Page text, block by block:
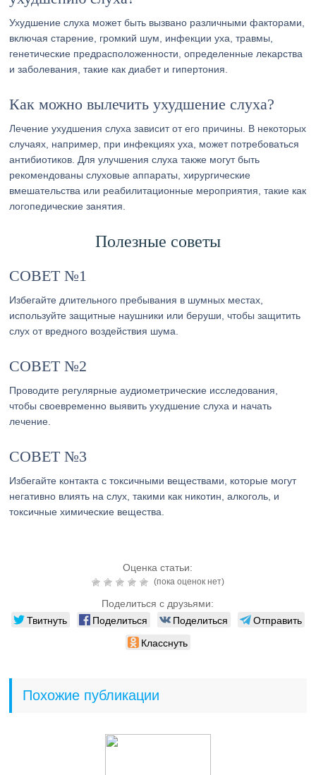
Ухудшение слуха может быть вызвано различными факторами,
включая старение, громкий шум, инфекции уха, травмы,
генетические предрасположенности, определенные лекарства
и заболевания, такие как диабет и гипертония.
Как можно вылечить ухудшение слуха?
Лечение ухудшения слуха зависит от его причины. В некоторых
случаях, например, при инфекциях уха, может потребоваться
антибиотиков. Для улучшения слуха также могут быть
рекомендованы слуховые аппараты, хирургические
вмешательства или реабилитационные мероприятия, такие как
логопедические занятия.
Полезные советы
СОВЕТ №1
Избегайте длительного пребывания в шумных местах,
используйте защитные наушники или беруши, чтобы защитить
слух от вредного воздействия шума.
СОВЕТ №2
Проводите регулярные аудиометрические исследования,
чтобы своевременно выявить ухудшение слуха и начать
лечение.
СОВЕТ №3
Избегайте контакта с токсичными веществами, которые могут
негативно влиять на слух, такими как никотин, алкоголь, и
токсичные химические вещества.
Оценка статьи:
(пока оценок нет)
Поделиться с друзьями:
Твитнуть Поделиться Поделиться
Отправить
Класснуть
Похожие публикации